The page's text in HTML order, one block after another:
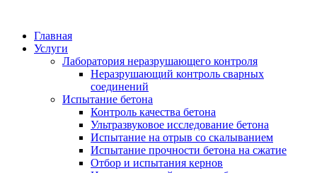
Главная
Услуги
Лаборатория неразрушающего контроля
Неразрушающий контроль сварных
соединений
Испытание бетона
Контроль качества бетона
Ультразвуковое исследование бетона
Испытание на отрыв со скалыванием
Испытание прочности бетона на сжатие
Отбор и испытания кернов